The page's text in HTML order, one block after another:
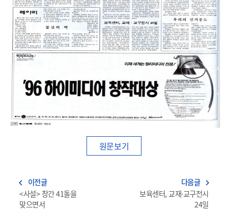
원문보기
navigate_before 이전글
<사설> 창간 41돌을
맞으면서
다음글 navigate_next
보육센터, 교재·교구전시
24일